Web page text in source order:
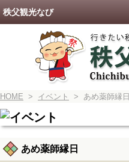
HOME > イベント > あめ薬師縁日
あめ薬師縁日
秩父観光なび